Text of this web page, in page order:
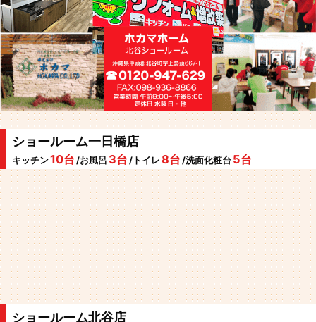
ショールーム一日橋店
キッチン10台 /お風呂 3台 /トイレ 8台 /洗面化粧台 5台
ショールーム北谷店